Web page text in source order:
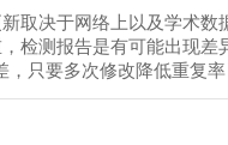
取决于网络上以及学术
检测报告是有可能出现差
只要多次修改降低重复率